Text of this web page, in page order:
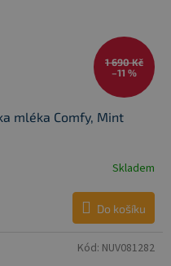
1 690 Kč
–11 %
mléka Comfy, Mint
Skladem
Do košíku
Kód: NUV081282